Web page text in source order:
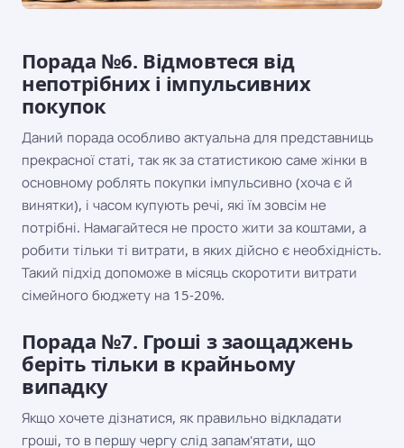
Порада №6. Відмовтеся від
непотрібних і імпульсивних
покупок
Даний порада особливо актуальна для представниць
прекрасної статі, так як за статистикою саме жінки в
основному роблять покупки імпульсивно (хоча є й
винятки), і часом купують речі, які їм зовсім не
потрібні. Намагайтеся не просто жити за коштами, а
робити тільки ті витрати, в яких дійсно є необхідність.
Такий підхід допоможе в місяць скоротити витрати
сімейного бюджету на 15-20%.
Порада №7. Гроші з заощаджень
беріть тільки в крайньому
випадку
Якщо хочете дізнатися, як правильно відкладати
гроші, то в першу чергу слід запам'ятати, що